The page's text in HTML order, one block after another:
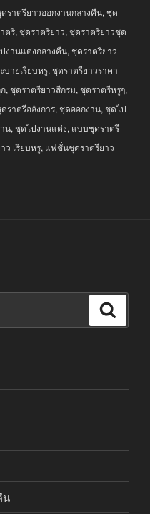
฿3,990.00.฿2,690.00.
ราตรียาวออกงานกลางคืน, ชุด
ตรี, ชุดราตรียาว, ชุดราตรียาวชุด
งานแต่งกลางคืน, ชุดราตรียาว
บายเรียบหรู, ชุดราตรียาวราคา
, ชุดราตรียาวสีกรม, ชุดราตรีหรูๆ,
ราตรีอลังการ, ชุดออกงาน, ชุดไป
น, ชุดไปงานแต่ง, แบบชุดราตรี
ว เรียบหรู, แฟชั่นชุดราตรียาว
น